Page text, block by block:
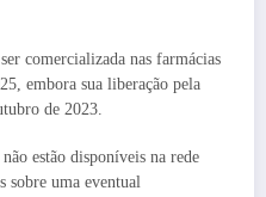
comercializada nas farmácias
embora sua liberação pela
de 2023.
estão disponíveis na rede
sobre uma eventual